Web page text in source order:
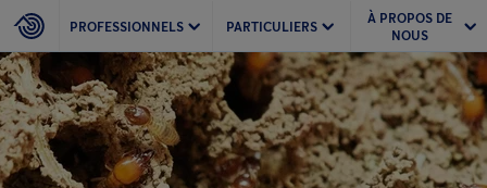
PROFESSIONNELS PARTICULIERS
À PROPOS DE
NOUS